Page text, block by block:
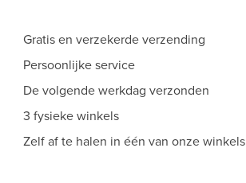
Gratis en verzekerde verzending
Persoonlijke service
De volgende werkdag verzonden
3 fysieke winkels
Zelf af te halen in één van onze winkels